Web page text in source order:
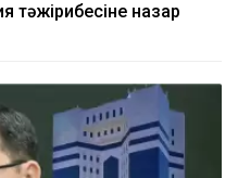
тәжірибесіне назар